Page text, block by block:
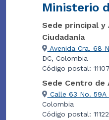
Ministerio
Sede principal y
Ciudadanía
Avenida Cra. 68
DC, Colombia
Código postal:
Sede Centro de
Calle 63 No.
Colombia
Código postal: